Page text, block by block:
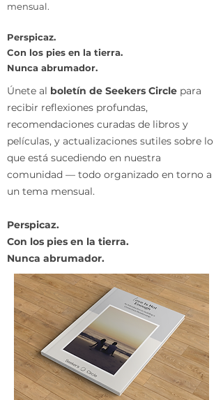
mensual.
Perspicaz.
Con los pies en la tierra.
Nunca abrumador.
Únete al boletín de Seekers Circle para
recibir reflexiones profundas,
recomendaciones curadas de libros y
películas, y actualizaciones sutiles sobre lo
que está sucediendo en nuestra
comunidad — todo organizado en torno a
un tema mensual.
Perspicaz.
Con los pies en la tierra.
Nunca abrumador.